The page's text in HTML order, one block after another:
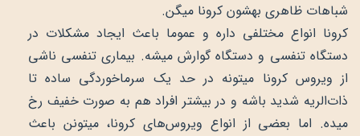
شباهات ظاهری بهشون کرونا میگن.
کرونا انواع مختلفی داره و عموما باعث ایجاد مشکلات در
دستگاه تنفسی و دستگاه گوارش میشه. بیماری تنفسی ناشی
از ویروس کرونا میتونه در حد یک سرماخوردگی ساده تا
ذات‌الریه شدید باشه و در بیشتر افراد هم به صورت خفیف رخ
میده. اما بعضی از انواع ویروس‌های کرونا، میتونن باعث